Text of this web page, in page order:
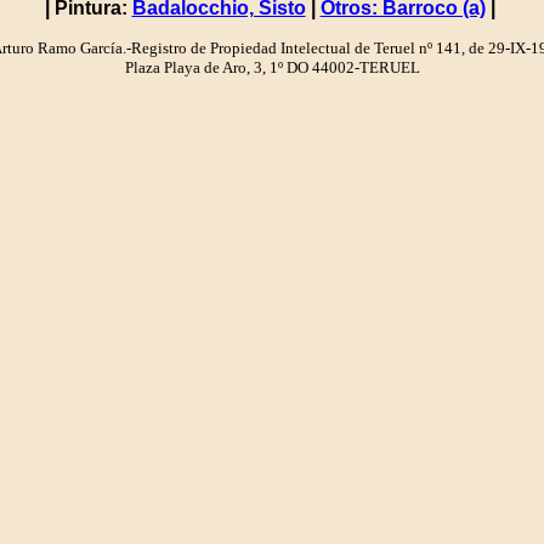
| Pintura: Badalocchio, Sisto| Otros: Barroco (a)|
Ramo García.-Registro de Propiedad Intelectual de Teruel nº 141, de 29-IX-
Plaza Playa de Aro, 3, 1º DO 44002-TERUEL